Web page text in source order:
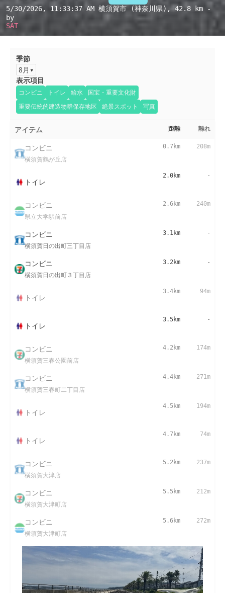
5/30/2026, 11:33:37 AM 横須賀市 (神奈川県) , 42.8 km -
by
SAT
季節
8月
表示項目
コンビニ トイレ 給水
国宝・重要文化財
重要伝統的建造物群保存地区
絶景スポット 写真
アイテム 距離 離れ
コンビニ
横須賀鶴が丘店
0.7km 208m
トイレ
2.0km -
コンビニ
県立大学駅前店
2.6km 240m
コンビニ
横須賀日の出町三丁目店
3.1km -
コンビニ
横須賀日の出町３丁目店
3.2km -
トイレ
3.4km 94m
トイレ
3.5km -
コンビニ
横須賀三春公園前店
4.2km 174m
コンビニ
横須賀三春町二丁目店
4.4km 271m
トイレ
4.5km 194m
トイレ
4.7km 74m
コンビニ
横須賀大津店
5.2km 237m
コンビニ
横須賀大津町店
5.5km 212m
コンビニ
横須賀大津町店
5.6km 272m